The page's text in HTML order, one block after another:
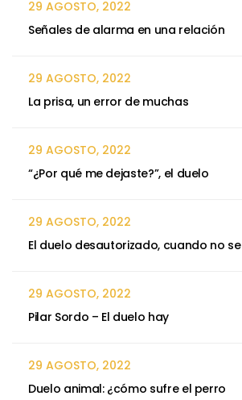
29 AGOSTO, 2022
Señales de alarma en una relación
29 AGOSTO, 2022
La prisa, un error de muchas
29 AGOSTO, 2022
“¿Por qué me dejaste?”, el duelo
29 AGOSTO, 2022
El duelo desautorizado, cuando no se
29 AGOSTO, 2022
Pilar Sordo – El duelo hay
29 AGOSTO, 2022
Duelo animal: ¿cómo sufre el perro